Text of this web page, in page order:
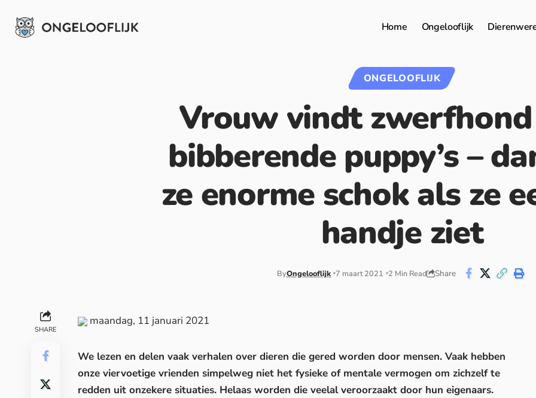
Home Ongelooflijk
ONGELOOFLIJK
Vrouw vindt
bibberende puppy’s –
ze enorme schok als ze
handje ziet
ByOngelooflijk 7 maart 2021 2 Min Read Share
SHARE
maandag, 11 januari 2021
We lezen en delen vaak verhalen over dieren die gered worden door mensen. Vaak hebben
onze viervoetige vrienden simpelweg niet het fysieke of mentale vermogen om zichzelf te
redden uit onzekere situaties. Helaas worden die veelal veroorzaakt door hun eigenaars.